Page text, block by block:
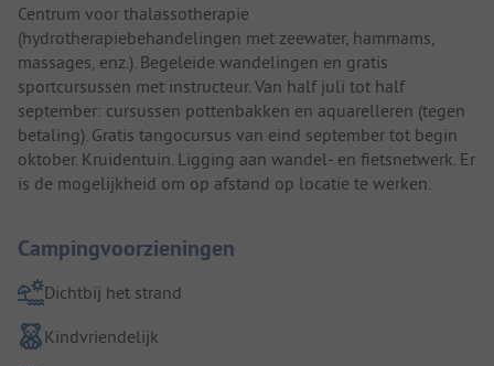
Centrum voor thalassotherapie
(hydrotherapiebehandelingen met zeewater, hammams,
massages, enz.). Begeleide wandelingen en gratis
sportcursussen met instructeur. Van half juli tot half
september: cursussen pottenbakken en aquarelleren (tegen
betaling). Gratis tangocursus van eind september tot begin
oktober. Kruidentuin. Ligging aan wandel- en fietsnetwerk. Er
is de mogelijkheid om op afstand op locatie te werken.
Campingvoorzieningen
Dichtbij het strand
Kindvriendelijk